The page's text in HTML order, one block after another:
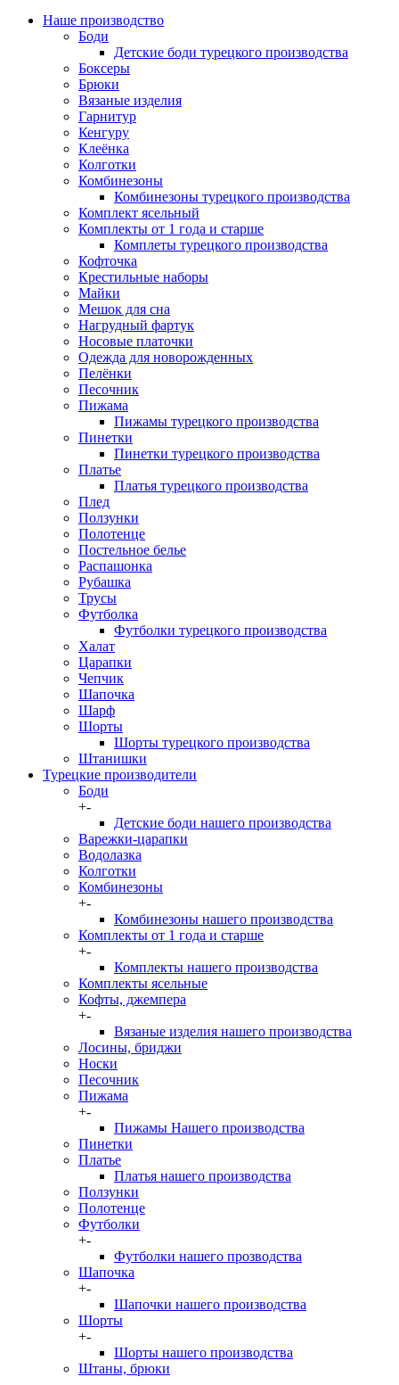
Наше производство
Боди
Детские боди турецкого производства
Боксеры
Брюки
Вязаные изделия
Гарнитур
Кенгуру
Клеёнка
Колготки
Комбинезоны
Комбинезоны турецкого производства
Комплект ясельный
Комплекты от 1 года и старше
Комплеты турецкого производства
Кофточка
Крестильные наборы
Майки
Мешок для сна
Нагрудный фартук
Носовые платочки
Одежда для новорожденных
Пелёнки
Песочник
Пижама
Пижамы турецкого производства
Пинетки
Пинетки турецкого производства
Платье
Платья турецкого производства
Плед
Ползунки
Полотенце
Постельное белье
Распашонка
Рубашка
Трусы
Футболка
Футболки турецкого производства
Халат
Царапки
Чепчик
Шапочка
Шарф
Шорты
Шорты турецкого производства
Штанишки
Турецкие производители
Боди
+-
Детские боди нашего производства
Варежки-царапки
Водолазка
Колготки
Комбинезоны
+-
Комбинезоны нашего производства
Комплекты от 1 года и старше
+-
Комплекты нашего производства
Комплекты ясельные
Кофты, джемпера
+-
Вязаные изделия нашего производства
Лосины, бриджи
Носки
Песочник
Пижама
+-
Пижамы Нашего производства
Пинетки
Платье
Платья нашего производства
Ползунки
Полотенце
Футболки
+-
Футболки нашего прозводства
Шапочка
+-
Шапочки нашего производства
Шорты
+-
Шорты нашего производства
Штаны, брюки